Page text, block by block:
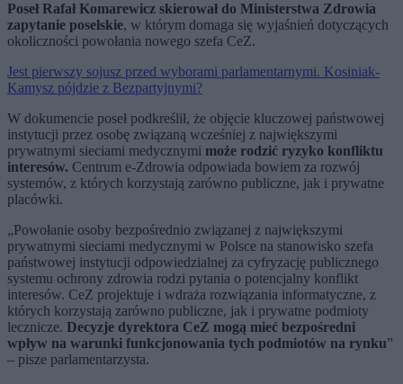
Poseł Rafał Komarewicz skierował do Ministerstwa Zdrowia
zapytanie poselskie, w którym domaga się wyjaśnień dotyczących
okoliczności powołania nowego szefa CeZ.
Jest pierwszy sojusz przed wyborami parlamentarnymi. Kosiniak-
Kamysz pójdzie z Bezpartyjnymi?
W dokumencie poseł podkreślił, że objęcie kluczowej państwowej
instytucji przez osobę związaną wcześniej z największymi
prywatnymi sieciami medycznymi może rodzić ryzyko konfliktu
interesów. Centrum e-Zdrowia odpowiada bowiem za rozwój
systemów, z których korzystają zarówno publiczne, jak i prywatne
placówki.
„Powołanie osoby bezpośrednio związanej z największymi
prywatnymi sieciami medycznymi w Polsce na stanowisko szefa
państwowej instytucji odpowiedzialnej za cyfryzację publicznego
systemu ochrony zdrowia rodzi pytania o potencjalny konflikt
interesów. CeZ projektuje i wdraża rozwiązania informatyczne, z
których korzystają zarówno publiczne, jak i prywatne podmioty
lecznicze. Decyzje dyrektora CeZ mogą mieć bezpośredni
wpływ na warunki funkcjonowania tych podmiotów na rynku”
– pisze parlamentarzysta.